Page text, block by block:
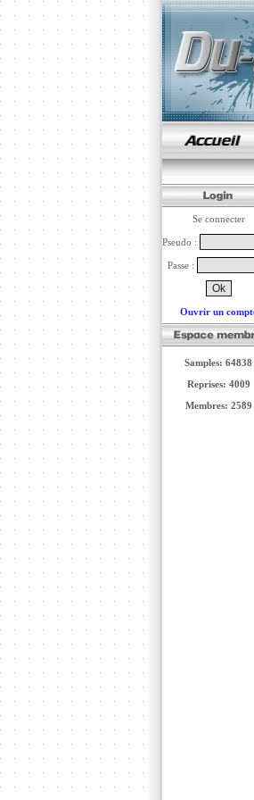
Se connecter
Pseudo :
Passe :
Ouvrir un
Samples: 64838
Reprises: 4009
Membres: 2589